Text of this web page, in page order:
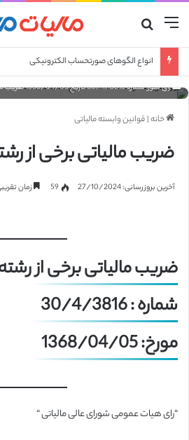
منو
انواع الگوهای صورتحساب الکترونیکی
رای شورا شماره 30/4/3816 تاریخ 1368/04/05 ضریب مالیاتی برخی از رشته های پزشکی
خانه|قوانین وابسته مالیاتی
ضریب مالیاتی برخی از
آخرین بروزرسانی: 27/10/2024 59 زمان تقریبی
ضریب مالیاتی برخی از
شماره : 30/4/3816
مورخ: 1368/04/05
“رای هیات عمومی شورای عالی مالیاتی “